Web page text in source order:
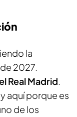
la
2027.
Real Madrid.
aquí porque es
de los